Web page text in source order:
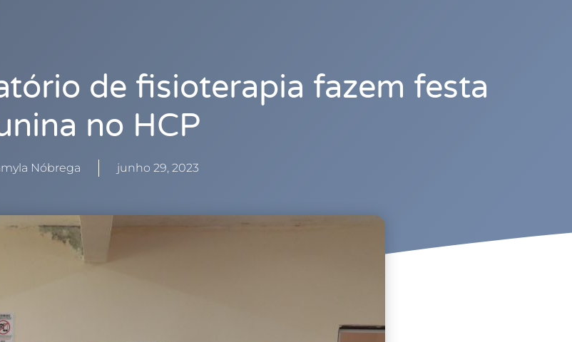
de fisioterapia fazem festa
no HCP
Nóbrega junho 29, 2023